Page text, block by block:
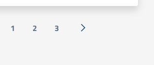
precedente
1 2 3 Successiva »